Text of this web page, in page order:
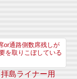
or通路側数席残しが
を取りこぼしている
島ライナー用